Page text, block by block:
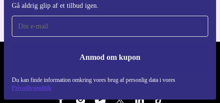
Gå aldrig glip af et tilbud igen.
Anmod om kupon
Du kan finde information omkring vores brug af personlig data i vores
Privatlivspolitik
REFURBED DANMARK - RETHINK NEW.
FØLG OS